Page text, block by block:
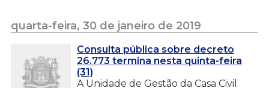
quarta-feira, 30 de janeiro de 2019
Consulta pública sobre decreto
26.773 termina nesta quinta-feira
(31)
A Unidade de Gestão da Casa Civil